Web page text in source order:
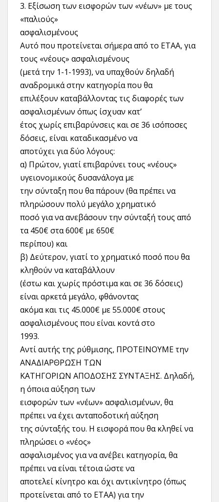
3. Εξίσωση των εισφορών των «νέων» με τους
«παλιούς»
ασφαλισμένους
Αυτό που προτείνεται σήμερα από το ΕΤΑΑ, για
τους «νέους» ασφαλισμένους
(μετά την 1-1-1993), να υπαχθούν δηλαδή
αναδρομικά στην κατηγορία που θα
επιλέξουν καταβάλλοντας τις διαφορές των
ασφαλισμένων όπως ίσχυαν κατ’
έτος χωρίς επιβαρύνσεις και σε 36 ισόποσες
δόσεις, είναι καταδικασμένο να
αποτύχει για δύο λόγους:
α) Πρώτον, γιατί επιβαρύνει τους «νέους»
υγειονομικούς δυσανάλογα με
την σύνταξη που θα πάρουν (θα πρέπει να
πληρώσουν πολύ μεγάλο χρηματικό
ποσό για να ανεβάσουν την σύνταξή τους από
τα 450€ στα 600€ με 650€
περίπου) και
β) Δεύτερον, γιατί το χρηματικό ποσό που θα
κληθούν να καταβάλλουν
(έστω και χωρίς πρόστιμα και σε 36 δόσεις)
είναι αρκετά μεγάλο, φθάνοντας
ακόμα και τις 45.000€ με 55.000€ στους
ασφαλισμένους που είναι κοντά στο
1993.
Αντί αυτής της ρύθμισης, ΠΡΟΤΕΙΝΟΥΜΕ την
ΑΝΑΔΙΑΡΘΡΩΣΗ ΤΩΝ
ΚΑΤΗΓΟΡΙΩΝ ΑΠΟΔΟΣΗΣ ΣΥΝΤΑΞΗΣ. Δηλαδή,
η όποια αύξηση των
εισφορών των «νέων» ασφαλισμένων, θα
πρέπει να έχει ανταποδοτική αύξηση
της σύνταξής του. Η εισφορά που θα κληθεί να
πληρώσει ο «νέος»
ασφαλισμένος για να ανέβει κατηγορία, θα
πρέπει να είναι τέτοια ώστε να
αποτελεί κίνητρο και όχι αντικίνητρο (όπως
προτείνεται από το ΕΤΑΑ) για την